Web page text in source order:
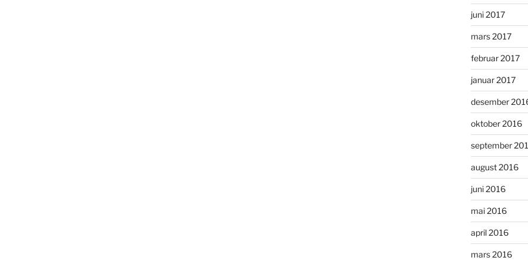
juni 2017
mars 2017
februar 2017
januar 2017
desember
oktober 2016
september
august 2016
juni 2016
mai 2016
april 2016
mars 2016